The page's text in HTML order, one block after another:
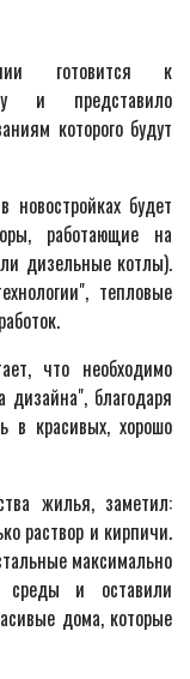
готовится к
и представило
которого будут
будет
работающие на
дизельные котлы).
тепловые
что необходимо
дизайна", благодаря
в красивых, хорошо
жилья, заметил:
раствор и кирпичи.
максимально
среды и оставили
дома, которые